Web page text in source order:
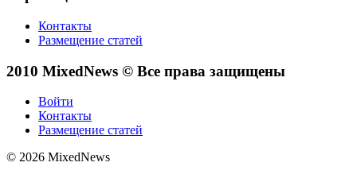
Контакты
Размещение статей
2010 MixedNews © Все права защищены
Войти
Контакты
Размещение статей
© 2026 MixedNews